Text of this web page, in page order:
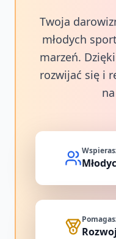
Twoja
młodych
marzeń.
rozwijać się i